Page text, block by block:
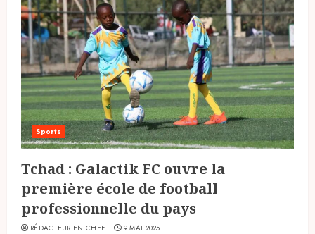
Sports
Tchad : Galactik FC ouvre la
première école de football
professionnelle du pays
RÉDACTEUR EN CHEF 9 MAI 2025